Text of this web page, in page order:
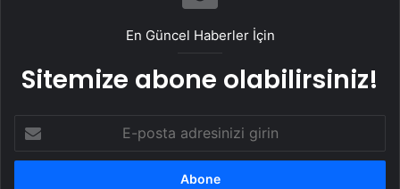
En Güncel Haberler İçin
Sitemize abone olabilirsiniz!
posta
adresinizi